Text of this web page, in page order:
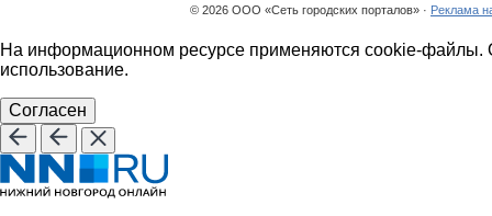
© 2026 ООО «Сеть городских порталов» · Реклама
На информационном ресурсе применяются cookie-файлы.
использование.
Согласен